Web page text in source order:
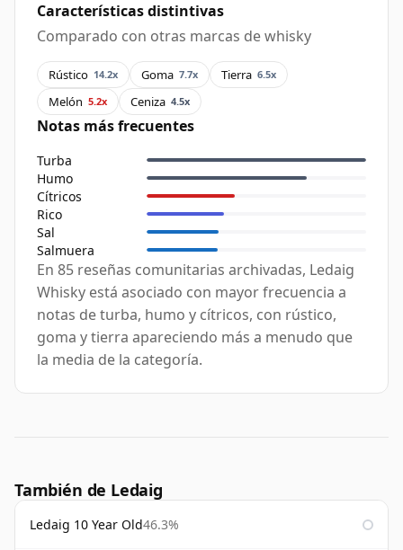
Características distintivas
Comparado con otras marcas de whisky
Rústico 14.2x Goma 7.7x Tierra 6.5x
Melón 5.2x Ceniza 4.5x
Notas más frecuentes
Turba
Humo
Cítricos
Rico
Sal
Salmuera
En 85 reseñas comunitarias archivadas, Ledaig
Whisky está asociado con mayor frecuencia a
notas de turba, humo y cítricos, con rústico,
goma y tierra apareciendo más a menudo que
la media de la categoría.
También de Ledaig
Ledaig 10 Year Old46.3%